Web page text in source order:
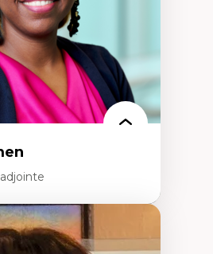
acceptation et adoption des